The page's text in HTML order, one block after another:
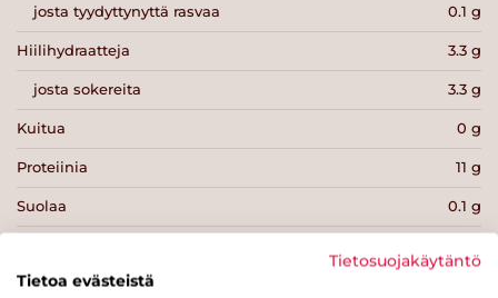
josta tyydyttynyttä rasvaa 0.1 g
Hiilihydraatteja 3.3 g
josta sokereita 3.3 g
Kuitua 0 g
Proteiinia 11 g
Suolaa 0.1 g
Tietosuojakäytäntö
Tietoa evästeistä